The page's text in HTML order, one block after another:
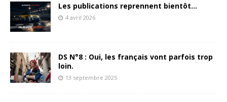
Les publications reprennent bientôt…
4 avril 2026
DS N°8 : Oui, les français vont parfois trop
loin.
13 septembre 2025